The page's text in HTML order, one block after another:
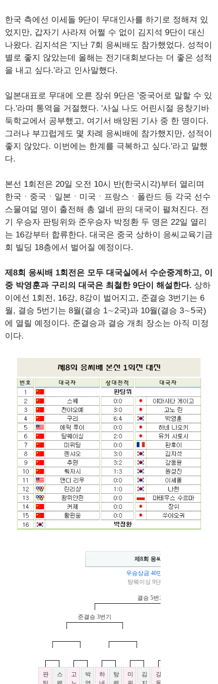
한국 측에선 이세돌 9단이 무대인사를 하기로 정해져 있
었지만, 갑자기 사라져 어쩔 수 없이 김지석 9단이 대신
나왔다. 김지석은 '지난 7회 응씨배도 참가했었다. 성적이
별로 좋지 않았는데 올해는 전기대회보다는 더 좋은 성적
을 내고 싶다.'라고 인사말했다.
일본대표로 무대에 오른 장쉬 9단은 '중국어로 말할 수 있
다.'라며 통역을 거절했다. '사실 나도 어린시절 응창기바
둑학교에서 공부했고, 여기서 배양된 기사 중 한 명이다.
그러나 부끄럽게도 몇 차례 응씨배에 참가했지만, 성적이
좋지 않았다. 이번에는 한계를 극복하고 싶다.'라고 말했
다.
본선 1회전은 20일 오전 10시 반(한국시각)부터 열리며
한국ㆍ중국ㆍ일본ㆍ미국ㆍ프랑스ㆍ폴란드 등 각국 선수
스물여덟 명이 출전해 총 열네 판의 대국이 펼쳐진다. 전
기 우승자 판팅위와 준우승자 박정환 두 명은 22일 열리
는 16강부터 합류한다. 대국은 중국 상하이 응씨교육기금
회 빌딩 18층에서 벌어질 예정이다.
제8회 응씨배 1회전은 모두 대국실에서 수순중계하고, 이
중 박영훈과 구리의 대국은 최철한 9단이 해설한다. 상하
이에선 1회전, 16강, 8강이 벌어지고, 준결승 3번기는 6
월, 결승 5번기는 8월(결승 1∼2국)과 10월(결승 3∼5국)
에 열릴 예정이다. 준결승과 결승 개최 장소는 아직 미정
이다.